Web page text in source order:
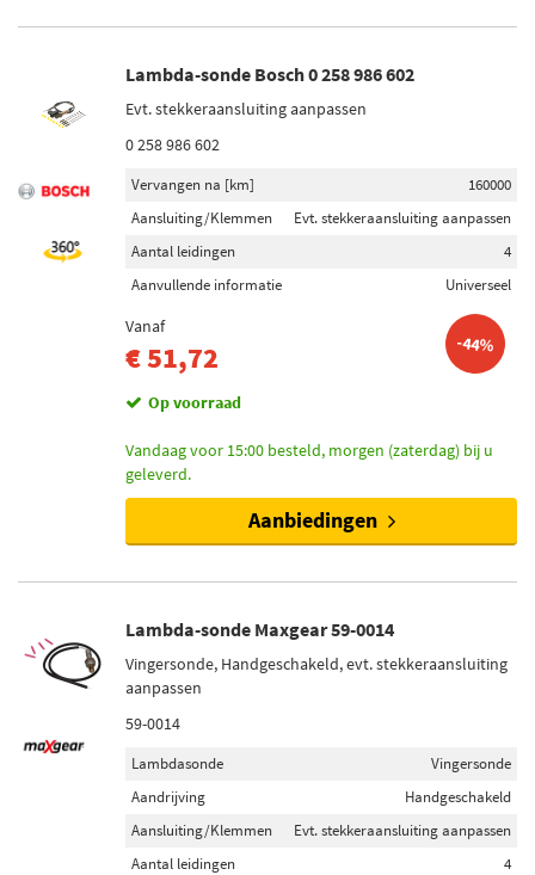
24Resultaten
Merk
Bosch (6)
Maxgear (2)
Febi Bilstein (1)
Niet op voorraad (14)
Op voorraad (10)
Lambda-sonde Bosch 0 258 986 602
Evt. stekkeraansluiting aanpassen
0 258 986 602
Vervangen na [km]
160000
Aansluiting/Klemmen
Evt. stekkeraansluiting aanpassen
Aantal leidingen
4
Aanvullende informatie
Universeel
Vanaf
€ 51,72 -44%
Op voorraad
Vandaag voor 15:00 besteld, morgen (zaterdag) bij u
geleverd.
Aanbiedingen
Lambda-sonde Maxgear 59-0014
Vingersonde, Handgeschakeld, evt. stekkeraansluiting
aanpassen
59-0014
Lambdasonde
Vingersonde
Aandrijving
Handgeschakeld
Aansluiting/Klemmen
Evt. stekkeraansluiting aanpassen
Aantal leidingen
4